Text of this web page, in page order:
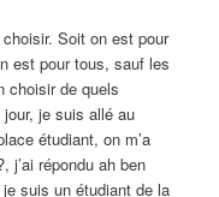
Soit on est pour
est pour tous, sauf les
choisir de quels
je suis allé au
étudiant, on m’a
j’ai répondu ah ben
suis un étudiant de la